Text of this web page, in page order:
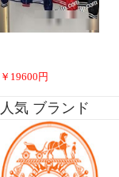
￥ 19600 円
人気 ブランド